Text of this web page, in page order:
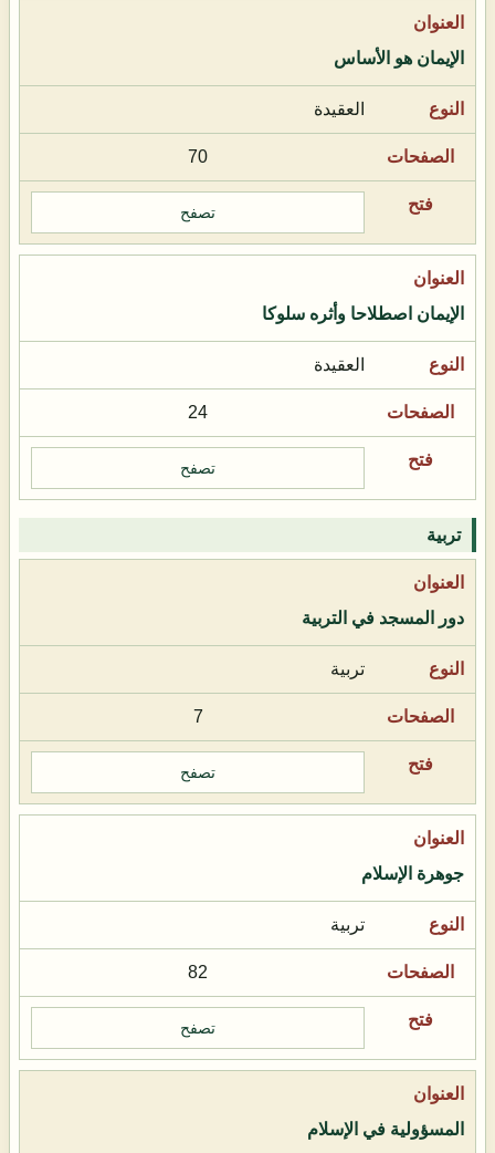
الإيمان هو الأساس
العقيدة
70
تصفح
الإيمان اصطلاحا وأثره سلوكا
العقيدة
24
تصفح
تربية
دور المسجد في التربية
تربية
7
تصفح
جوهرة الإسلام
تربية
82
تصفح
المسؤولية في الإسلام